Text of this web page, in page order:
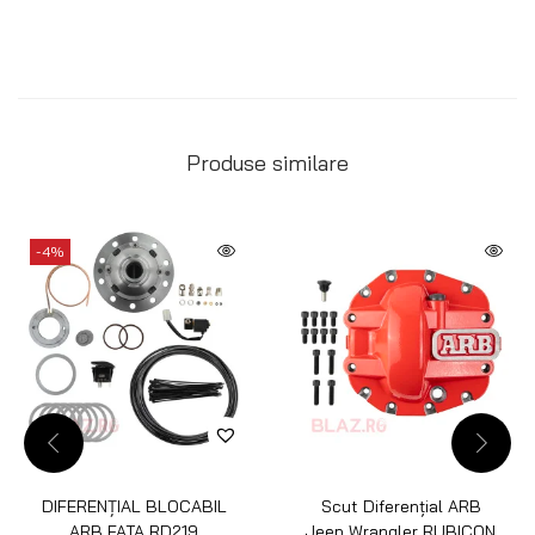
Produse similare
-4%
DIFERENȚIAL BLOCABIL
Scut Diferențial ARB